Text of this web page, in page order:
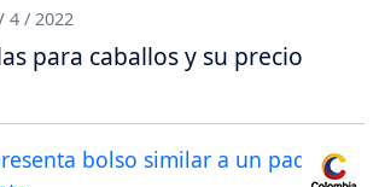
4 / 2022
para caballos y su precio